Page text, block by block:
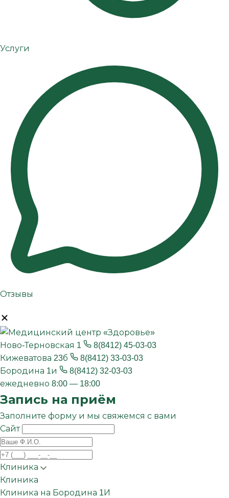
Услуги
Отзывы
Ново-Терновская 1
8(8412) 45-03-03
Кижеватова 23б
8(8412) 33-03-03
Бородина 1и
8(8412) 32-03-03
ежедневно 8:00 — 18:00
Запись на приём
Заполните форму и мы свяжемся с вами
Сайт
Клиника
Клиника
Клиника
Клиника на Бородина 1И